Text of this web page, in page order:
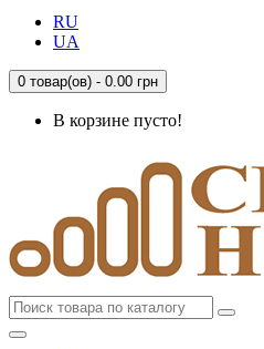
RU
UA
0 товар(ов) - 0.00 грн
В корзине пусто!